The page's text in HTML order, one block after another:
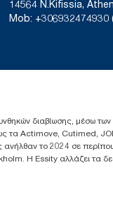
14564 N.Kifissia,
Mob: +306932474930
διαβίωσης, μέσω
τα Actimove, Cutimed,
το 2024 σε
Η Essity αλλάζει τα